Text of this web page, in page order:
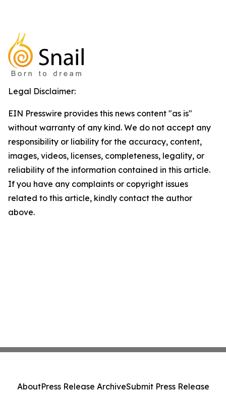
Legal Disclaimer:
EIN Presswire provides this news content "as is"
without warranty of any kind. We do not accept any
responsibility or liability for the accuracy, content,
images, videos, licenses, completeness, legality, or
reliability of the information contained in this article.
If you have any complaints or copyright issues
related to this article, kindly contact the author
above.
AboutPress Release ArchiveSubmit Press Release